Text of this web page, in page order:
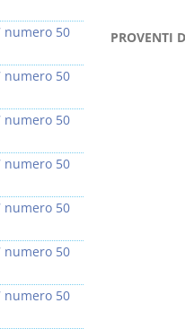
PROVENTI
numero 50
numero 50
numero 50
numero 50
numero 50
numero 50
numero 50
I Singoli Contratti
D. Minussi
Versione ebook
(iva incl.)